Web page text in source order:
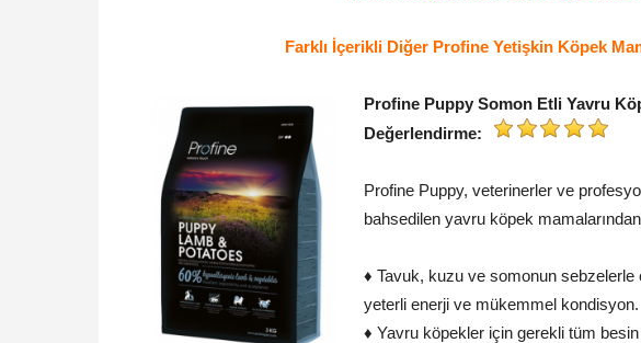
Farklı İçerikli Diğer Profine Yetişkin Köpek
Profine Puppy Somon Etli Yavru
Değerlendirme:
Profine Puppy, veterinerler ve
bahsedilen yavru köpek
♦ Tavuk, kuzu ve somonun sebzelerle
yeterli enerji ve mükemmel kondisyon.
♦ Yavru köpekler için gerekli tüm